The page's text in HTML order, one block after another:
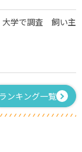
学で調査 飼い主
ランキング一覧